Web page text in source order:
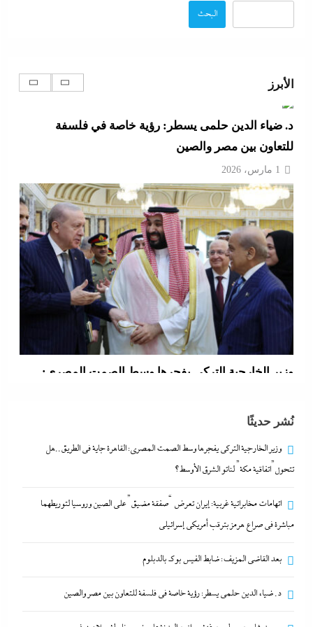
البحث
الأبرز
وزير الخارجية التركى يفجرها وسط الصمت المصري:
القاهرة جاية في الطريق..هل تتحول”اتفاقية مكة” لناتو
الشرق الأوسط؟
1 مارس، 2026
اتهامات مخابراتية غربية: إيران تعرض “صفقة مضيق”
على الصين وروسيا لتوريطهما مباشرة في صراع هرمز
بترقب أمريكي إسرائيلى
1 مارس، 2026
بعد القاضي المزيف: ضابط الفيس بوك بالدبلوم
1 مارس، 2026
نُشر حديثًا
وزير الخارجية التركى يفجرها وسط الصمت المصري: القاهرة جاية في الطريق..هل
تتحول”اتفاقية مكة” لناتو الشرق الأوسط؟
اتهامات مخابراتية غربية: إيران تعرض “صفقة مضيق” على الصين وروسيا لتوريطهما
مباشرة في صراع هرمز بترقب أمريكي إسرائيلى
بعد القاضي المزيف: ضابط الفيس بوك بالدبلوم
د. ضياء الدين حلمى يسطر: رؤية خاصة في فلسفة للتعاون بين مصر والصين